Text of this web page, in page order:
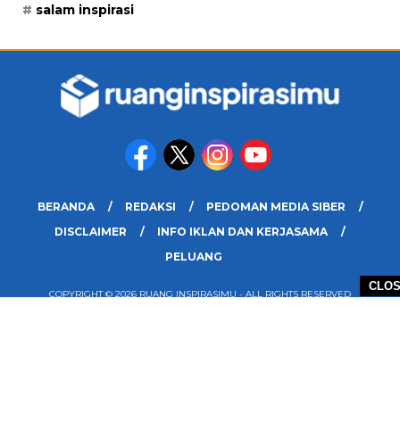
salam inspirasi
BERANDA REDAKSI
PEDOMAN MEDIA SIBER
DISCLAIMER
INFO IKLAN DAN KERJASAMA
PELUANG
COPYRIGHT © 2026 RUANG INSPIRASIMU - ALL RIGHTS RESERVED